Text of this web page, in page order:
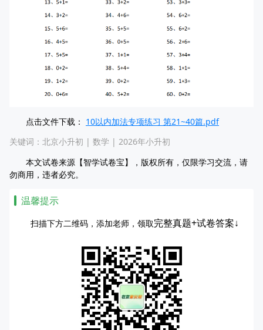
点击文件下载： 10以内加法专项练习 第21~40篇.pdf
关键词： 北京小升初 | 数学 | 2026年小升初
本文试卷来源【智学试卷宝】，版权所有，仅限学习交流，请
勿商用，违者必究。
温馨提示
扫描下方二维码，添加老师，领取完整真题+试卷答案↓